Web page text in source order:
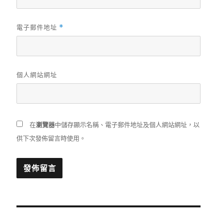
電子郵件地址 *
個人網站網址
在瀏覽器中儲存顯示名稱、電子郵件地址及個人網站網址，以
供下次發佈留言時使用。